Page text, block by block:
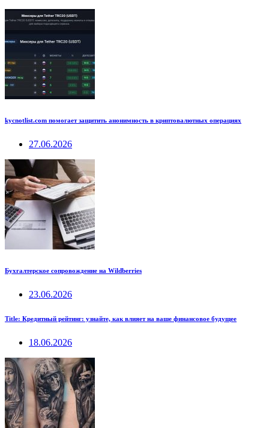
kycnotlist.com помогает защитить анонимность в криптовалютных операциях
27.06.2026
Бухгалтерское сопровождение на Wildberries
23.06.2026
Title: Кредитный рейтинг: узнайте, как влияет на ваше финансовое будущее
18.06.2026